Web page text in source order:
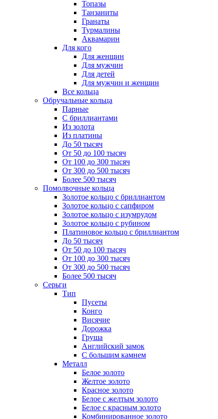
Топазы
Танзаниты
Гранаты
Турмалины
Аквамарин
Для кого
Для женщин
Для мужчин
Для детей
Для мужчин и женщин
Все кольца
Обручальные кольца
Парные
С бриллиантами
Из золота
Из платины
До 50 тысяч
От 50 до 100 тысяч
От 100 до 300 тысяч
От 300 до 500 тысяч
Более 500 тысяч
Помолвочные кольца
Золотое кольцо с бриллиантом
Золотое кольцо с сапфиром
Золотое кольцо с изумрудом
Золотое кольцо с рубином
Платиновое кольцо с бриллиантом
До 50 тысяч
От 50 до 100 тысяч
От 100 до 300 тысяч
От 300 до 500 тысяч
Более 500 тысяч
Серьги
Тип
Пусеты
Конго
Висячие
Дорожка
Груша
Английский замок
С большим камнем
Металл
Белое золото
Желтое золото
Красное золото
Белое с желтым золото
Белое с красным золото
Комбинированное золото